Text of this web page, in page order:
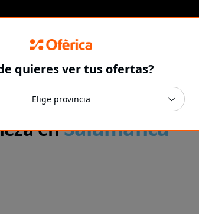
enSalamanca
quieres ver tus ofertas?